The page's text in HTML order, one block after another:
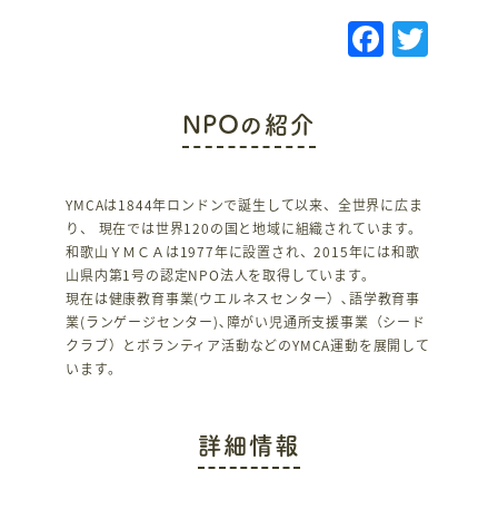
F
a
o
o
k
T
NPOの紹介
YMCAは1844年ロンドンで誕生して以来、全世界に広ま
り、 現在では世界120の国と地域に組織されています。
和歌山ＹＭＣＡは1977年に設置され、2015年には和歌
山県内第1号の認定NPO法人を取得しています。
現在は健康教育事業(ウエルネスセンター）､語学教育事
業(ランゲージセンター)､障がい児通所支援事業（シード
クラブ）とボランティア活動などのYMCA運動を展開して
います。
詳細情報